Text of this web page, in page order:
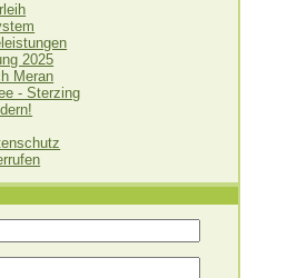
2025
Meran
- Sterzing